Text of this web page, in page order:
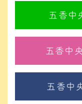
五香中
五香中
五香中